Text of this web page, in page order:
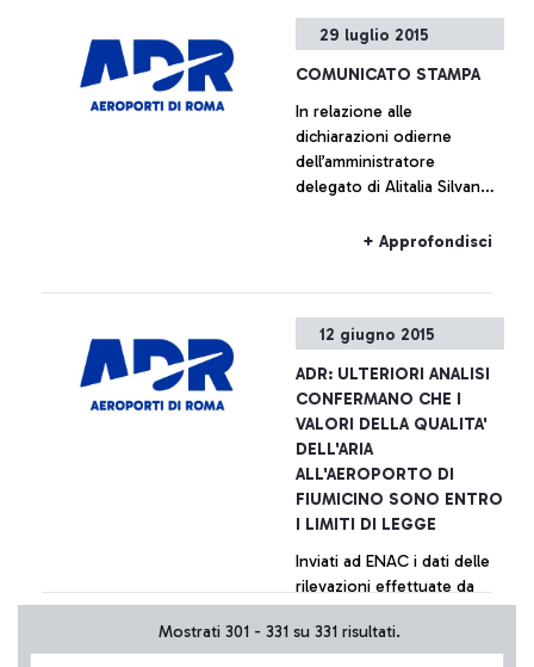
+ Approfondisci
29 luglio 2015
COMUNICATO STAMPA
In relazione alle
dichiarazioni odierne
dell’amministratore
delegato di Alitalia Silvano
non intende commentare le
+ Approfondisci
12 giugno 2015
ADR: ULTERIORI ANALISI
CONFERMANO CHE I
VALORI DELLA QUALITA'
DELL'ARIA
ALL'AEROPORTO DI
FIUMICINO SONO ENTRO
I LIMITI DI LEGGE
Inviati ad ENAC i dati delle
rilevazioni effettuate da
diversi centri specializzati
per conto di varie realtà
Mostrati 301 - 331 su 331 risultati.